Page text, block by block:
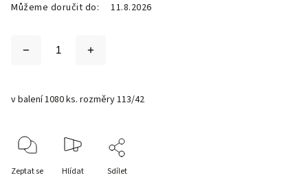
Můžeme doručit do:
11.8.2026
v balení 1080 ks. rozměry 113/42
Zeptat se Hlídat Sdílet